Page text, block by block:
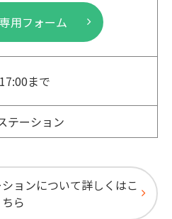
用フォーム
まで
テーション
ョンについて詳しくはこ
ちら